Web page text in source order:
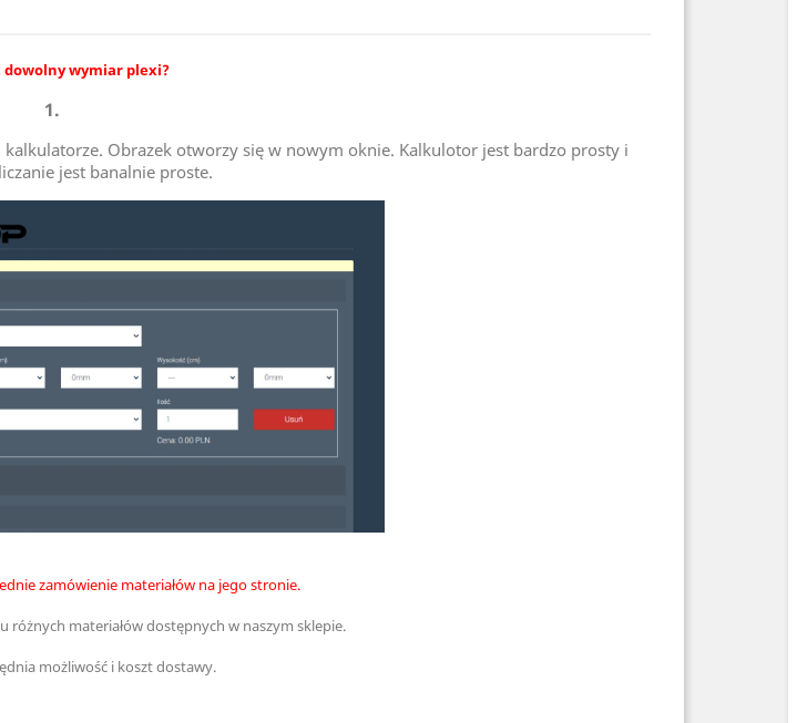
dowolny wymiar plexi?
1.
Obrazek otworzy się w nowym oknie. Kalkulotor jest bardzo prosty i
jest banalnie proste.
zamówienie materiałów na jego stronie.
różnych materiałów dostępnych w naszym sklepie.
możliwość i koszt dostawy.